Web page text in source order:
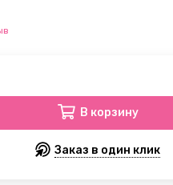
В корзину
Заказ в один клик